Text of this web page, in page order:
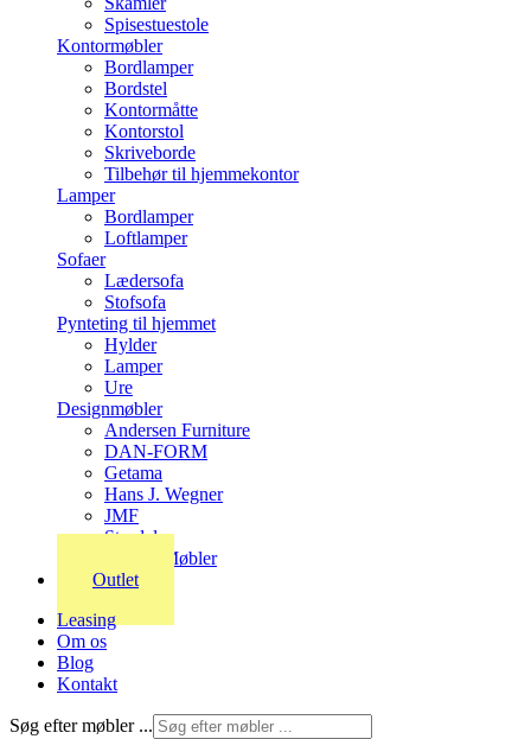
Spisestuestole
Kontormøbler
Bordlamper
Bordstel
Kontormåtte
Kontorstol
Skriveborde
Tilbehør til hjemmekontor
Lamper
Bordlamper
Loftlamper
Sofaer
Lædersofa
Stofsofa
Pynteting til hjemmet
Hylder
Lamper
Ure
Designmøbler
Andersen Furniture
DAN-FORM
Getama
Hans J. Wegner
JMF
Stordal
Stouby Møbler
Outlet
Leasing
Om os
Blog
Kontakt
Søg efter møbler ...